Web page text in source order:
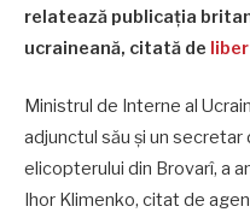
relatează publicația
ucraineană, citată de
Ministrul de Interne al
adjunctul său și un secretar
elicopterului din Brovarî, a
Ihor Klimenko, citat de